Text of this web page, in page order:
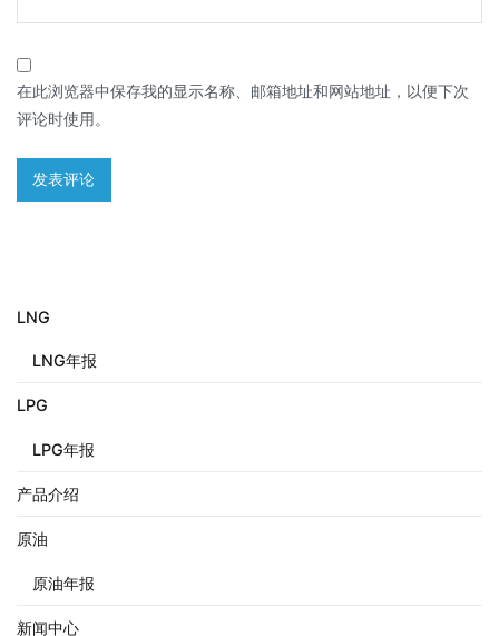
在此浏览器中保存我的显示名称、邮箱地址和网站地址，以便下次
评论时使用。
LNG
LNG年报
LPG
LPG年报
产品介绍
原油
原油年报
新闻中心